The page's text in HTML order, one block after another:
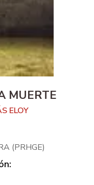
MUERTE
ELOY
(PRHGE)